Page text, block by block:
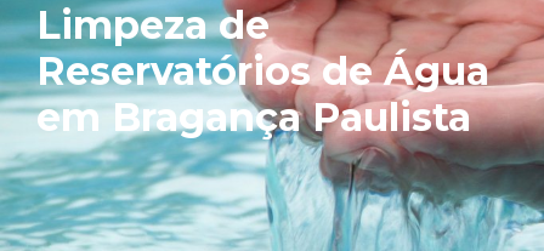
Limpeza de
Reservatórios de Água
em Bragança Paulista